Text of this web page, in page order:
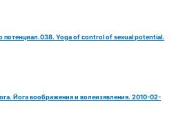
потенциал.038. Yoga of control of sexual potential.
Йога воображения и волеизявления. 2010-02-